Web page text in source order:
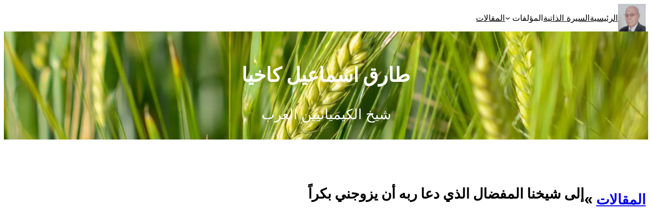
تخطى
إلى
المحتوى
الرئيسيةالسيرة الذاتيةالمؤلفات المقالات
طارق اسماعيل كاخيا
شيخ الكيميائيين العرب
المقالات »إلى شيخنا المفضال الذي دعا ربه أن يزوجني بكراً